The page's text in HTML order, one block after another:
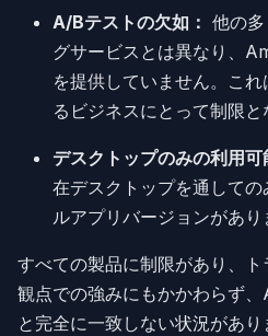
A/Bテストの欠如： 他の
グサービスとは異なり、
を提供していません。こ
るビジネスにとって制限と
デスクトップのみの利用可
在デスクトップを通して
ルアプリバージョンがあり
すべての製品に制限があり、
観点での強みにもかかわらず
と完全に一致しない状況があ